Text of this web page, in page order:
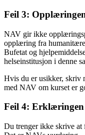
Feil 3:
NAV gir ikke
opplæring fra humanitære
Bufetat og
helseinstitusjon i denne
Hvis du er usikker, skriv
med NAV om kurset er
Feil 4: Erklæringen
Du trenger ikke skrive